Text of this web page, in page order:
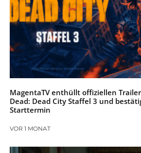
MagentaTV enthüllt offiziellen
Dead: Dead City Staffel 3 und
Starttermin
VOR 1 MONAT